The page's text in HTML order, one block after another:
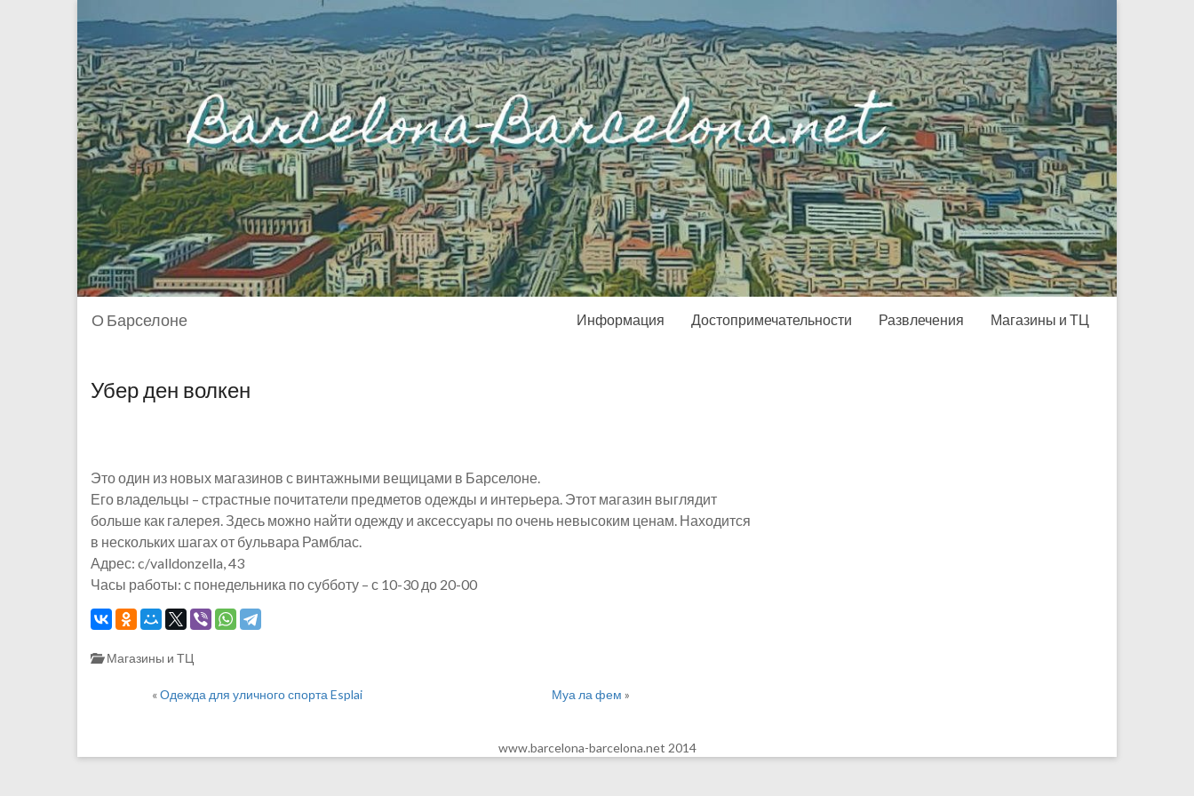
О Барселоне Информация Достопримечательности Развлечения Магазины и ТЦ
Убер ден волкен
Это один из новых магазинов с винтажными вещицами в Барселоне.
Его владельцы – страстные почитатели предметов одежды и интерьера. Этот магазин выглядит
больше как галерея. Здесь можно найти одежду и аксессуары по очень невысоким ценам. Находится
в нескольких шагах от бульвара Рамблас.
Адрес: c/valldonzella, 43
Часы работы: с понедельника по субботу – с 10-30 до 20-00
Магазины и ТЦ
«Одежда для уличного спорта Esplai Муа ла фем »
www.barcelona-barcelona.net 2014